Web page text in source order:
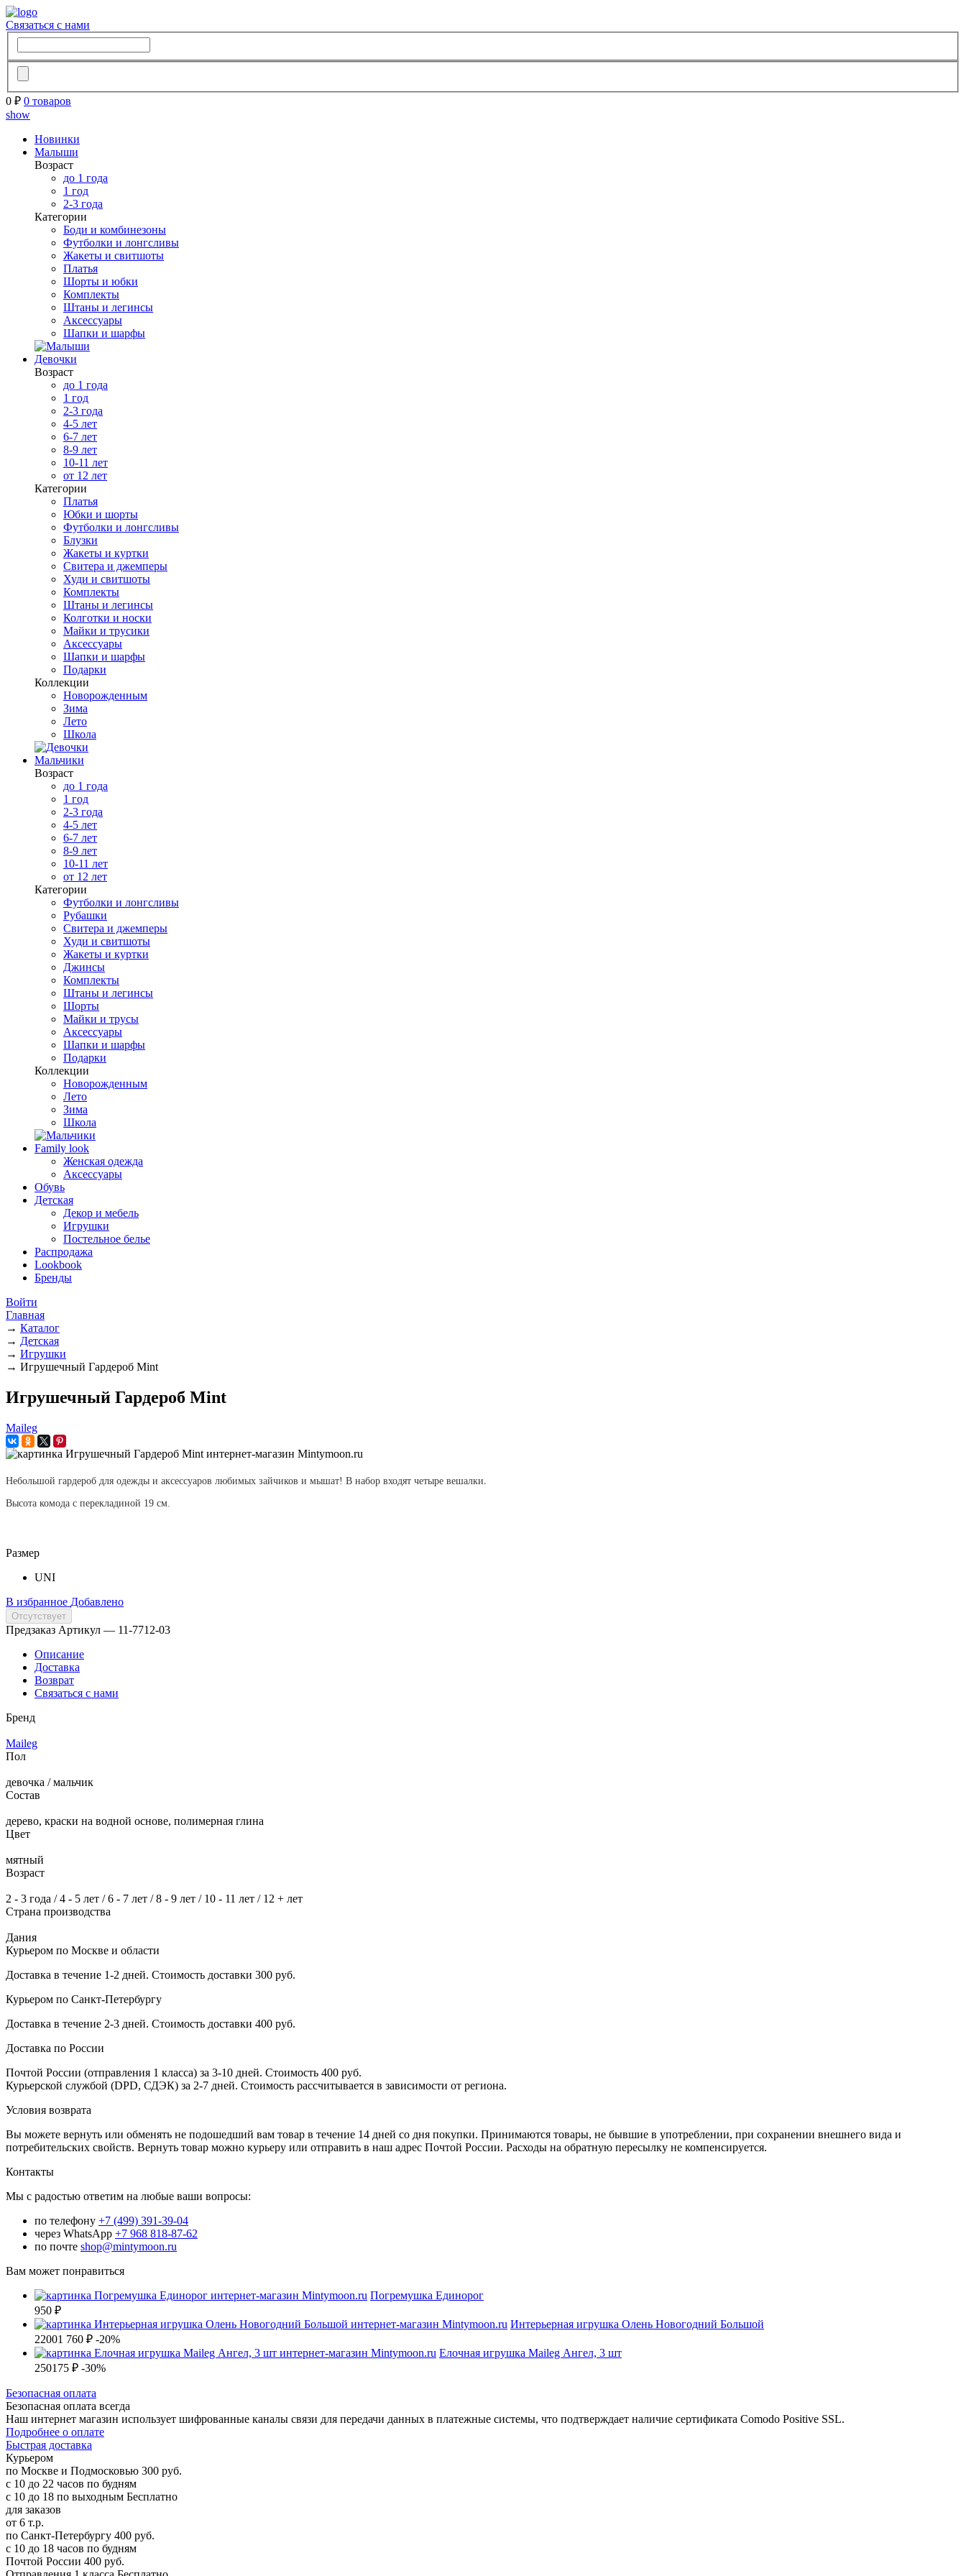
Связаться с нами
0 ₽ 0 товаров
show
Новинки
Малыши
Возраст
до 1 года
1 год
2-3 года
Категории
Боди и комбинезоны
Футболки и лонгсливы
Жакеты и свитшоты
Платья
Шорты и юбки
Комплекты
Штаны и легинсы
Аксессуары
Шапки и шарфы
Девочки
Возраст
до 1 года
1 год
2-3 года
4-5 лет
6-7 лет
8-9 лет
10-11 лет
от 12 лет
Категории
Платья
Юбки и шорты
Футболки и лонгсливы
Блузки
Жакеты и куртки
Свитера и джемперы
Худи и свитшоты
Комплекты
Штаны и легинсы
Колготки и носки
Майки и трусики
Аксессуары
Шапки и шарфы
Подарки
Коллекции
Новорожденным
Зима
Лето
Школа
Мальчики
Возраст
до 1 года
1 год
2-3 года
4-5 лет
6-7 лет
8-9 лет
10-11 лет
от 12 лет
Категории
Футболки и лонгсливы
Рубашки
Свитера и джемперы
Худи и свитшоты
Жакеты и куртки
Джинсы
Комплекты
Штаны и легинсы
Шорты
Майки и трусы
Аксессуары
Шапки и шарфы
Подарки
Коллекции
Новорожденным
Лето
Зима
Школа
Family look
Женская одежда
Аксессуары
Обувь
Детская
Декор и мебель
Игрушки
Постельное белье
Распродажа
Lookbook
Бренды
Войти
Главная
→ Каталог
→ Детская
→ Игрушки
→ Игрушечный Гардероб Mint
Игрушечный Гардероб Mint
Maileg
Небольшой гардероб для одежды и аксессуаров любимых зайчиков и мышат! В набор входят четыре вешалки.
Высота комода с перекладиной 19 см.
Размер
UNI
В избранное Добавлено
Отсутствует
Предзаказ Артикул — 11-7712-03
Описание
Доставка
Возврат
Связаться с нами
Бренд
Maileg
Пол
девочка / мальчик
Состав
дерево, краски на водной основе, полимерная глина
Цвет
мятный
Возраст
2 - 3 года / 4 - 5 лет / 6 - 7 лет / 8 - 9 лет / 10 - 11 лет / 12 + лет
Страна производства
Дания
Курьером по Москве и области
Доставка в течение 1-2 дней. Стоимость доставки 300 руб.
Курьером по Санкт-Петербургу
Доставка в течение 2-3 дней. Стоимость доставки 400 руб.
Доставка по России
Почтой России (отправления 1 класса) за 3-10 дней. Стоимость 400 руб.
Курьерской службой (DPD, СДЭК) за 2-7 дней. Стоимость рассчитывается в зависимости от региона.
Условия возврата
Вы можете вернуть или обменять не подошедший вам товар в течение 14 дней со дня покупки. Принимаются товары, не бывшие в употреблении, при сохранении внешнего вида и
потребительских свойств. Вернуть товар можно курьеру или отправить в наш адрес Почтой России. Расходы на обратную пересылку не компенсируется.
Контакты
Мы с радостью ответим на любые ваши вопросы:
по телефону +7 (499) 391-39-04
через WhatsApp +7 968 818-87-62
по почте shop@mintymoon.ru
Вам может понравиться
Погремушка Единорог
950 ₽
Интерьерная игрушка Олень Новогодний Большой
22001 760 ₽ -20%
Елочная игрушка Maileg Ангел, 3 шт
250175 ₽ -30%
Безопасная оплата
Безопасная оплата всегда
Наш интернет магазин использует шифрованные каналы связи для передачи данных в платежные системы, что подтверждает наличие сертификата Comodo Positive SSL.
Подробнее о оплате
Быстрая доставка
Курьером
по Москве и Подмосковью 300 руб.
с 10 до 22 часов по будням
с 10 до 18 по выходным Бесплатно
для заказов
от 6 т.р.
по Санкт-Петербургу 400 руб.
с 10 до 18 часов по будням
Почтой России 400 руб.